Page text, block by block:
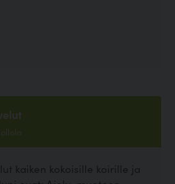
kaiken kokoisille koirille ja